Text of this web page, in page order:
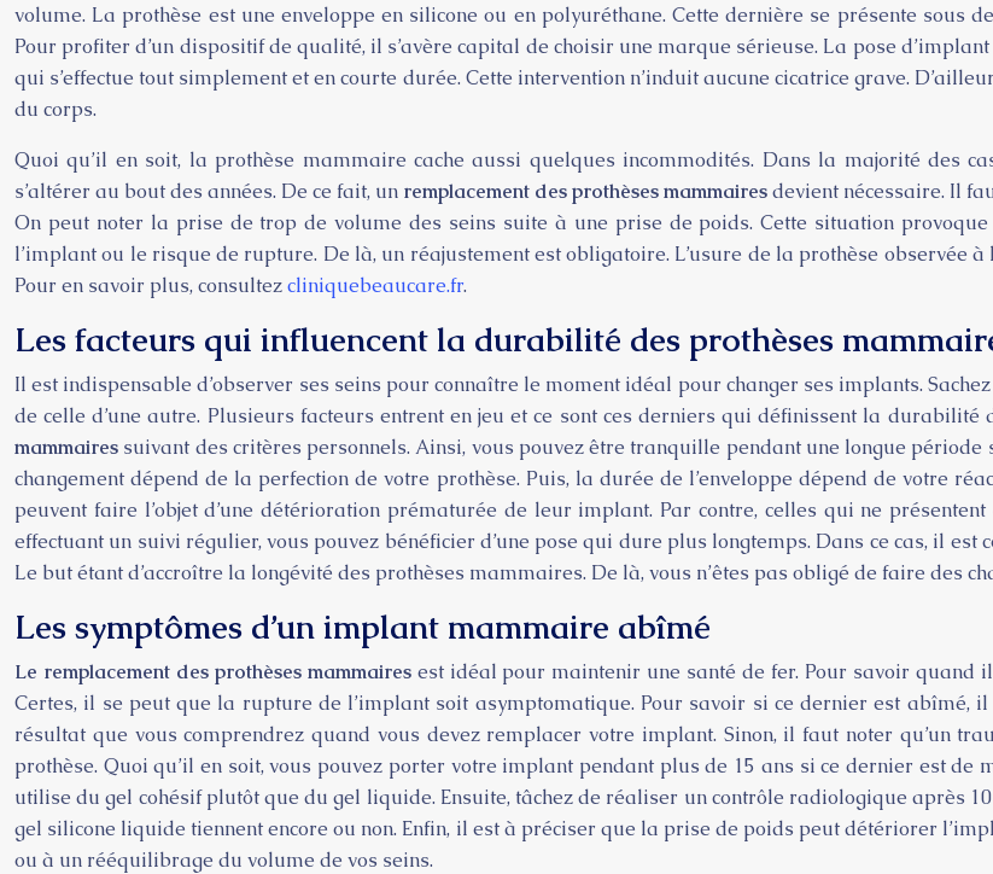
volume. La prothèse est une enveloppe en silicone ou en polyuréthane. Cette dernière se présente sous
Pour profiter d’un dispositif de qualité, il s’avère capital de choisir une marque sérieuse. La pose
qui s’effectue tout simplement et en courte durée. Cette intervention n’induit aucune cicatrice grave.
du corps.
Quoi qu’il en soit, la prothèse mammaire cache aussi quelques incommodités. Dans la majorité des
s’altérer au bout des années. De ce fait, un remplacement des prothèses mammairesdevient nécessaire. Il
On peut noter la prise de trop de volume des seins suite à une prise de poids. Cette situation
l’implant ou le risque de rupture. De là, un réajustement est obligatoire. L’usure de la prothèse observée
Pour en savoir plus, consultezcliniquebeaucare.fr.
Les facteurs qui influencent la durabilité des prothèses
Il est indispensable d’observer ses seins pour connaître le moment idéal pour changer ses implants.
de celle d’une autre. Plusieurs facteurs entrent en jeu et ce sont ces derniers qui définissent la durabilité
mammaires suivant des critères personnels. Ainsi, vous pouvez être tranquille pendant une longue
changement dépend de la perfection de votre prothèse. Puis, la durée de l’enveloppe dépend de votre
peuvent faire l’objet d’une détérioration prématurée de leur implant. Par contre, celles qui ne
effectuant un suivi régulier, vous pouvez bénéficier d’une pose qui dure plus longtemps. Dans ce cas, il est
Le but étant d’accroître la longévité des prothèses mammaires. De là, vous n’êtes pas obligé de faire des
Les symptômes d’un implant mammaire abîmé
Le remplacement des prothèses mammairesest idéal pour maintenir une santé de fer. Pour savoir quand
Certes, il se peut que la rupture de l’implant soit asymptomatique. Pour savoir si ce dernier est abîmé,
résultat que vous comprendrez quand vous devez remplacer votre implant. Sinon, il faut noter qu’un
prothèse. Quoi qu’il en soit, vous pouvez porter votre implant pendant plus de 15 ans si ce dernier est
utilise du gel cohésif plutôt que du gel liquide. Ensuite, tâchez de réaliser un contrôle radiologique après
gel silicone liquide tiennent encore ou non. Enfin, il est à préciser que la prise de poids peut détériorer
ou à un rééquilibrage du volume de vos seins.